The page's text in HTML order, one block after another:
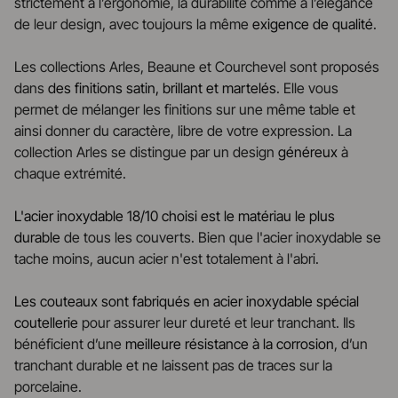
de leur design, avec toujours la même exigence de qualité.
Les collections Arles, Beaune et Courchevel sont proposés
dans des finitions satin, brillant et martelés. Elle vous
permet de mélanger les finitions sur une même table et
ainsi donner du caractère, libre de votre expression. La
collection Arles se distingue par un design généreux à
chaque extrémité.
L'acier inoxydable 18/10 choisi est le matériau le plus
durable de tous les couverts. Bien que l'acier inoxydable se
tache moins, aucun acier n'est totalement à l'abri.
Les couteaux sont fabriqués en acier inoxydable spécial
coutellerie pour assurer leur dureté et leur tranchant. Ils
bénéficient d’une meilleure résistance à la corrosion, d’un
tranchant durable et ne laissent pas de traces sur la
porcelaine.